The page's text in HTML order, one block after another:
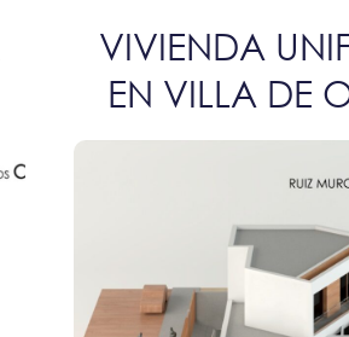
VIVIENDA
EN VILLA DE